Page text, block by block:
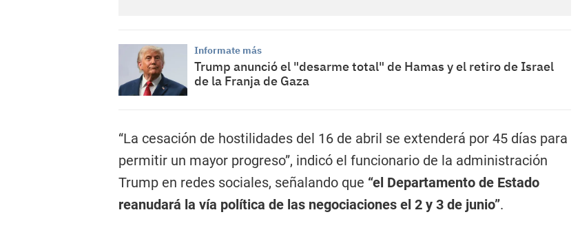
Informate más
Trump anunció el "desarme total" de Hamas y el retiro de Israel
de la Franja de Gaza
“La cesación de hostilidades del 16 de abril se extenderá por 45 días para
permitir un mayor progreso”, indicó el funcionario de la administración
Trump en redes sociales, señalando que “el Departamento de Estado
reanudará la vía política de las negociaciones el 2 y 3 de junio”.